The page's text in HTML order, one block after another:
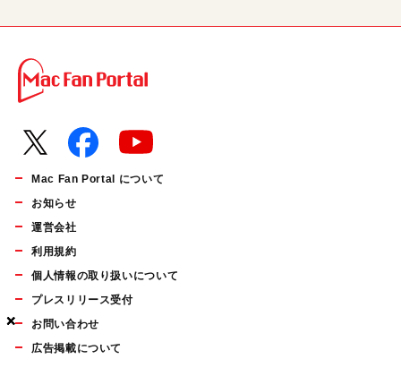
×
×
×
Mac Fan Portal について
お知らせ
運営会社
利用規約
個人情報の取り扱いについて
プレスリリース受付
お問い合わせ
広告掲載について